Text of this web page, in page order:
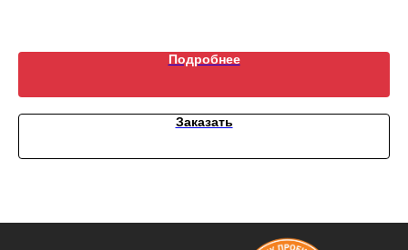
Подробнее
Заказать